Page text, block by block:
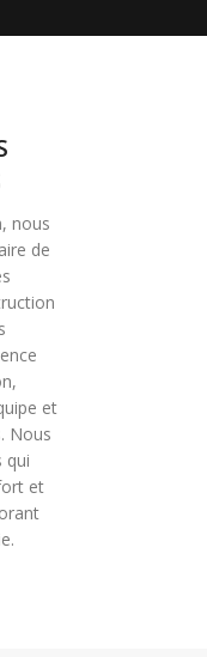
nous
de
et
Nous
qui
et